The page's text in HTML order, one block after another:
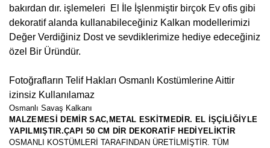
bakırdan dır. işlemeleri El İle İşlenmiştir birçok Ev ofis gibi
dekoratif alanda kullanabileceğiniz Kalkan modellerimizi
Değer Verdiğiniz Dost ve sevdiklerimize hediye edeceğiniz
özel Bir Üründür.
Fotoğrafların Telif Hakları Osmanlı Kostümlerine Aittir
izinsiz Kullanılamaz
Osmanlı Savaş Kalkanı
MALZEMESİ DEMİR SAC,METAL ESKİTMEDİR. EL İŞÇİLİĞİYLE
YAPILMIŞTIR.ÇAPI 50 CM DİR DEKORATİF HEDİYELİKTİR
OSMANLI KOSTÜMLERİ TARAFINDAN ÜRETİLMİŞTİR. TÜM